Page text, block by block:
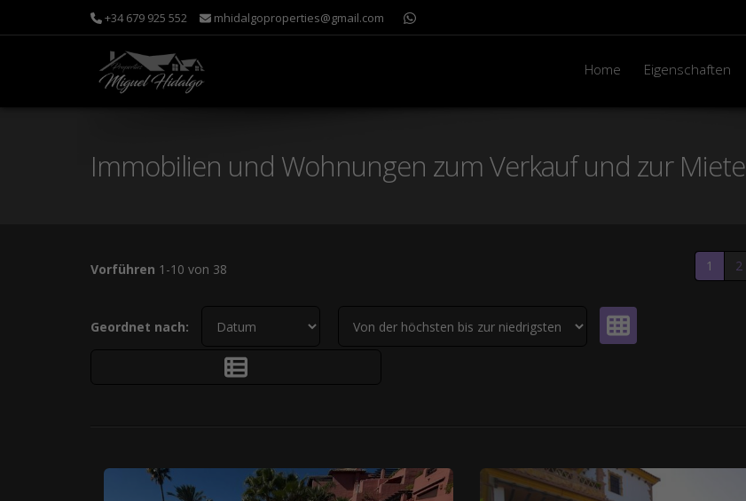
+34 679 925 552 mhidalgoproperties@gmail.com
Home Eigenschaften
Immobilien und Wohnungen zum Verkauf und zur Miete
Vorführen 1-10 von 38 1 2
Geordnet nach: